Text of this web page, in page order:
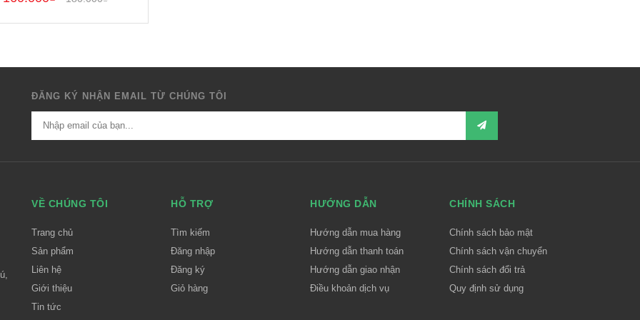
ĐĂNG KÝ NHẬN EMAIL TỪ CHÚNG TÔI
VỀ CHÚNG TÔI
Trang chủ
Sản phẩm
Liên hệ
Giới thiệu
Tin tức
HỖ TRỢ
Tìm kiếm
Đăng nhập
Đăng ký
Giỏ hàng
HƯỚNG DẪN
Hướng dẫn mua hàng
Hướng dẫn thanh toán
Hướng dẫn giao nhận
Điều khoản dịch vụ
CHÍNH SÁCH
Chính sách bảo mật
Chính sách vận chuyển
Chính sách đổi trả
Quy định sử dụng